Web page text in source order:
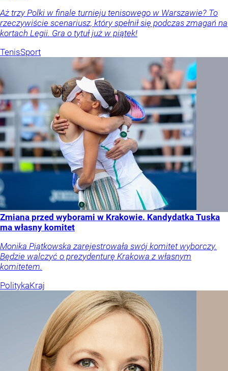
Aż trzy Polki w finale turnieju tenisowego w Warszawie? To
rzeczywiście scenariusz, który spełnił się podczas zmagań na
kortach Legii. Gra o tytuł już w piątek!
TenisSport
Zmiana przed wyborami w Krakowie. Kandydatka Tuska
ma własny komitet
Monika Piątkowska zarejestrowała swój komitet wyborczy.
Będzie walczyć o prezydenturę Krakowa z własnym
komitetem.
PolitykaKraj